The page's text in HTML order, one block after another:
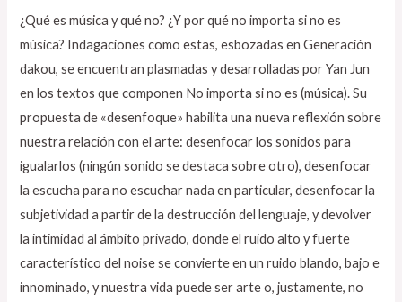
¿Qué es música y qué no? ¿Y por qué no importa si no es
música? Indagaciones como estas, esbozadas en Generación
dakou, se encuentran plasmadas y desarrolladas por Yan Jun
en los textos que componen No importa si no es (música). Su
propuesta de «desenfoque» habilita una nueva reflexión sobre
nuestra relación con el arte: desenfocar los sonidos para
igualarlos (ningún sonido se destaca sobre otro), desenfocar
la escucha para no escuchar nada en particular, desenfocar la
subjetividad a partir de la destrucción del lenguaje, y devolver
la intimidad al ámbito privado, donde el ruido alto y fuerte
característico del noise se convierte en un ruido blando, bajo e
innominado, y nuestra vida puede ser arte o, justamente, no